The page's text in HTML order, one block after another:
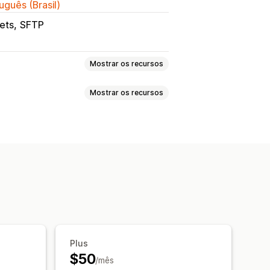
(Brasil)
SFTP
Mostrar os recursos
personalizados
Mostrar os recursos
Atualizações de estoque
Plus
$50/mês